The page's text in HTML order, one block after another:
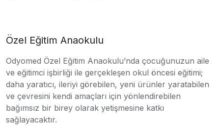
Özel Eğitim Anaokulu
Odyomed Özel Eğitim Anaokulu’nda çocuğunuzun aile
ve eğitimci işbirliği ile gerçekleşen okul öncesi eğitimi;
daha yaratıcı, ileriyi görebilen, yeni ürünler yaratabilen
ve çevresini kendi amaçları için yönlendirebilen
bağımsız bir birey olarak yetişmesine katkı
sağlayacaktır.